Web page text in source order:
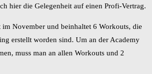
hier die Gelegenheit auf einen Profi-Vertrag.
im November und beinhaltet 6 Workouts, die
erstellt worden sind. Um an der Academy
muss man an allen Workouts und 2